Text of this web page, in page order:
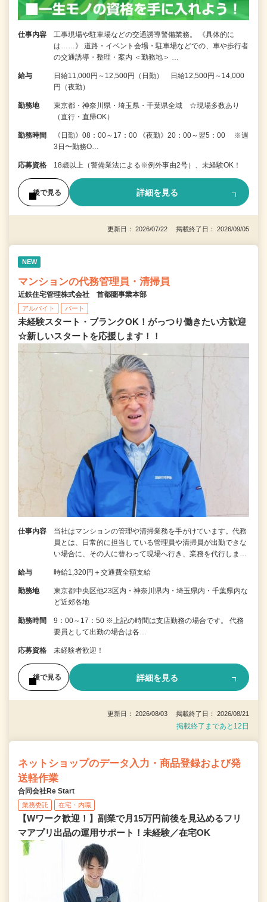
仕事内容
工事現場や駐車場などの交通誘導警備業務。 《具体的に
は……》 道路・イベント会場・駐車場などでの、車や歩行者
の交通誘導・整理・案内 ＜勤務地＞ …
給与
日給11,000円～12,500円（日勤） 日給12,500円～14,000
円（夜勤）
勤務地
東京都・神奈川県・埼玉県・千葉県全域 ☆現場多数あり
（直行・直帰OK）
勤務時間
《日勤》08：00～17：00 《夜勤》20：00～翌5：00 ※週
3日〜勤務O…
応募資格 18歳以上（警備業法による※例外事由2号）、未経験OK！
後で見る 詳細を見る
更新日： 2026/07/22 掲載終了日： 2026/09/05
NEW
マンションの代務管理員・清掃員
近鉄住宅管理株式会社 首都圏事業本部
アルバイト パート
未経験スタート・ブランクOK！がっつり働きたい方歓迎
☆新しいスタートを応援します！！
仕事内容
当社はマンションの管理や清掃業務を手がけています。代務
員とは、日常的に担当している管理員や清掃員が出勤できな
い場合に、その人に替わって現場へ行き、業務を代行しま…
給与 時給1,320円＋交通費全額支給
勤務地
東京都中央区他23区内・神奈川県内・埼玉県内・千葉県内な
ど近郊各地
勤務時間
9：00～17：50 ※上記の時間は支店勤務の場合です。 代務
要員として出勤の場合は各…
応募資格 未経験者歓迎！
後で見る 詳細を見る
更新日： 2026/08/03 掲載終了日： 2026/08/21
掲載終了まであと12日
ネットショップのデータ入力・商品登録および発
送軽作業
合同会社Re Start
業務委託 在宅・内職
【Wワーク歓迎！】副業で月15万円前後を見込めるフリ
マアプリ出品の運用サポート！未経験／在宅OK